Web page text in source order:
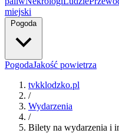
miejski
Pogoda
PogodaJakość powietrza
tvkklodzko.pl
/
Wydarzenia
/
Bilety na wydarzenia i